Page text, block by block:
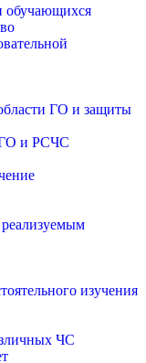
обучающихся
ГО и защиты
ГО и РСЧС
изучения
ЧС